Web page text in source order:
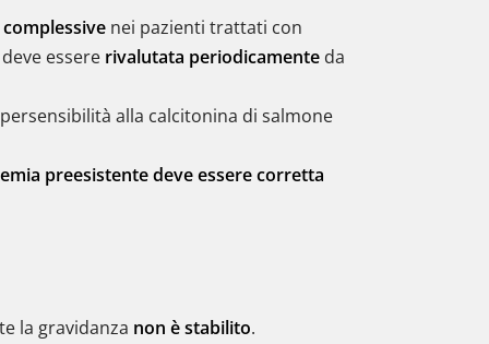
nei pazienti trattati con
essere rivalutata periodicamente da
alla calcitonina di salmone
preesistente deve essere corretta
la gravidanza non è stabilito.